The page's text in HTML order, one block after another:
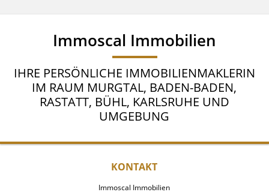
Immoscal Immobilien
IHRE PERSÖNLICHE IMMOBILIENMAKLERIN
IM RAUM MURGTAL, BADEN-BADEN,
RASTATT, BÜHL, KARLSRUHE UND
UMGEBUNG
KONTAKT
Immoscal Immobilien